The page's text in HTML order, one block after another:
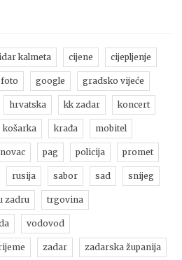
kalmeta cijene cijepljenje
foto google gradsko vijeće
hrvatska kk zadar koncert
košarka krađa mobitel
novac pag policija promet
rusija sabor sad snijeg
zadru trgovina
vodovod
zadar zadarska županija